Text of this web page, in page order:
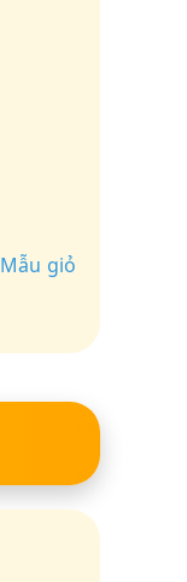
Mẫu giỏ